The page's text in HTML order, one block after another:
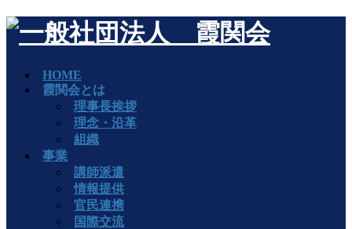
HOME
霞関会とは
理事長挨拶
理念・沿革
組織
事業
講師派遣
情報提供
官民連携
国際交流